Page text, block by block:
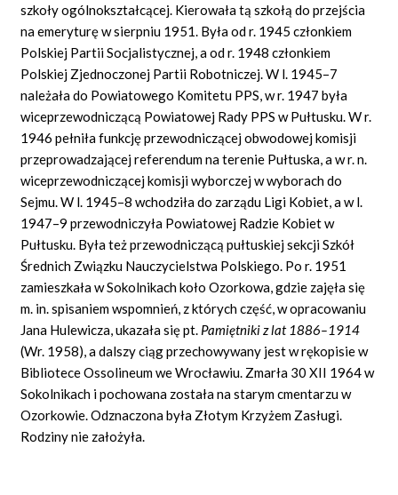
szkoły ogólnokształcącej. Kierowała tą szkołą do przejścia
na emeryturę w sierpniu 1951. Była od r. 1945 członkiem
Polskiej Partii Socjalistycznej, a od r. 1948 członkiem
Polskiej Zjednoczonej Partii Robotniczej. W l. 1945–7
należała do Powiatowego Komitetu PPS, w r. 1947 była
wiceprzewodniczącą Powiatowej Rady PPS w Pułtusku. W r.
1946 pełniła funkcję przewodniczącej obwodowej komisji
przeprowadzającej referendum na terenie Pułtuska, a w r. n.
wiceprzewodniczącej komisji wyborczej w wyborach do
Sejmu. W l. 1945–8 wchodziła do zarządu Ligi Kobiet, a w l.
1947–9 przewodniczyła Powiatowej Radzie Kobiet w
Pułtusku. Była też przewodniczącą pułtuskiej sekcji Szkół
Średnich Związku Nauczycielstwa Polskiego. Po r. 1951
zamieszkała w Sokolnikach koło Ozorkowa, gdzie zajęła się
m. in. spisaniem wspomnień, z których część, w opracowaniu
Jana Hulewicza, ukazała się pt. Pamiętniki z lat 1886–1914
(Wr. 1958), a dalszy ciąg przechowywany jest w rękopisie w
Bibliotece Ossolineum we Wrocławiu. Zmarła 30 XII 1964 w
Sokolnikach i pochowana została na starym cmentarzu w
Ozorkowie. Odznaczona była Złotym Krzyżem Zasługi.
Rodziny nie założyła.